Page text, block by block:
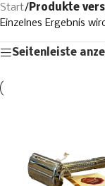
Start/Produkte
Einzelnes Ergebnis
Seitenleiste